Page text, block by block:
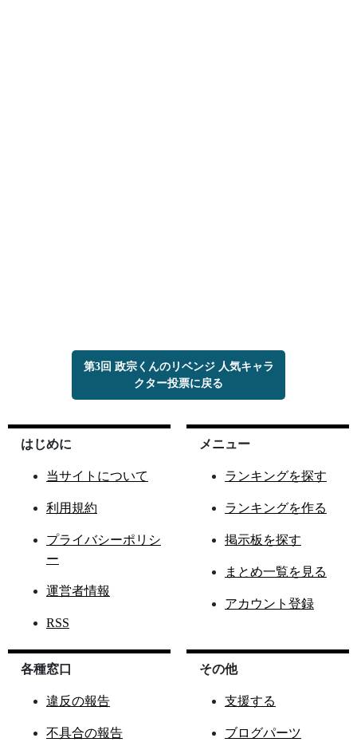
第3回 政宗くんのリベンジ 人気キャラ
クター投票に戻る
はじめに
当サイトについて
利用規約
プライバシーポリシ
ー
運営者情報
RSS
メニュー
ランキングを探す
ランキングを作る
掲示板を探す
まとめ一覧を見る
アカウント登録
各種窓口
違反の報告
不具合の報告
その他
支援する
ブログパーツ